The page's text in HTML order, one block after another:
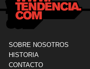
SOBRE NOSOTROS
HISTORIA
CONTACTO